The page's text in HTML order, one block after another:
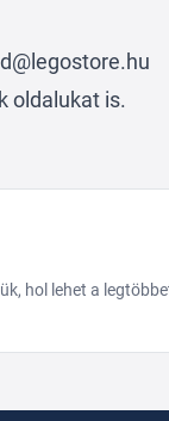
oldalukat is.
hol lehet a